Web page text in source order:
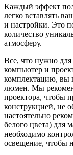
Каждый эффект
легко вставлять
и настройки. Это
количество
атмосферу.
Все, что нужно для
компьютер и
комплектацию, вы
люмен. Мы
проектора, чтобы
конструкцией, не
настоятельно
белого цвета) для
необходимо
освещение, чтобы